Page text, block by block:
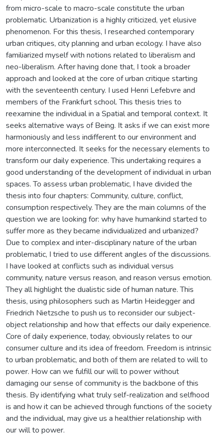
from micro-scale to macro-scale constitute the urban
problematic. Urbanization is a highly criticized, yet elusive
phenomenon. For this thesis, I researched contemporary
urban critiques, city planning and urban ecology. I have also
familiarized myself with notions related to liberalism and
neo-liberalism. After having done that, I took a broader
approach and looked at the core of urban critique starting
with the seventeenth century. I used Henri Lefebvre and
members of the Frankfurt school. This thesis tries to
reexamine the individual in a Spatial and temporal context. It
seeks alternative ways of Being. It asks if we can exist more
harmoniously and less indifferent to our environment and
more interconnected. It seeks for the necessary elements to
transform our daily experience. This undertaking requires a
good understanding of the development of individual in urban
spaces. To assess urban problematic, I have divided the
thesis into four chapters: Community, culture, conflict,
consumption respectively. They are the main columns of the
question we are looking for: why have humankind started to
suffer more as they became individualized and urbanized?
Due to complex and inter-disciplinary nature of the urban
problematic, I tried to use different angles of the discussions.
I have looked at conflicts such as individual versus
community, nature versus reason, and reason versus emotion.
They all highlight the dualistic side of human nature. This
thesis, using philosophers such as Martin Heidegger and
Friedrich Nietzsche to push us to reconsider our subject-
object relationship and how that effects our daily experience.
Core of daily experience, today, obviously relates to our
consumer culture and its idea of freedom. Freedom is intrinsic
to urban problematic, and both of them are related to will to
power. How can we fulfill our will to power without
damaging our sense of community is the backbone of this
thesis. By identifying what truly self-realization and selfhood
is and how it can be achieved through functions of the society
and the individual, may give us a healthier relationship with
our will to power.